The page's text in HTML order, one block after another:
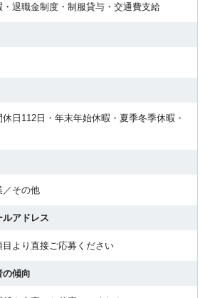
退職金制度・制服貸与・交通費支給
日112日・年末年始休暇・夏季冬季休暇・
／その他
ルアドレス
より直接ご応募ください
の傾向